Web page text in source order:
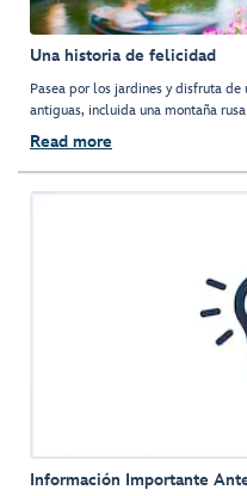
Una historia de felicidad
Pasea por los jardines y disfruta de
antiguas, incluida una montaña
Read more
Información Importante